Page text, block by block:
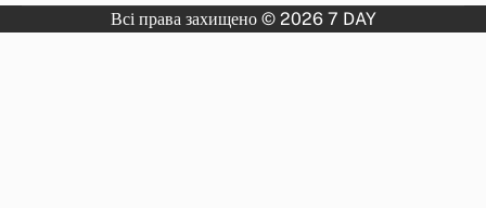
Всі права захищено © 2026 7 DAY